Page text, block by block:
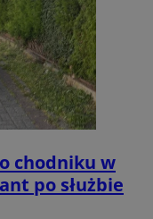
chodniku w
po służbie